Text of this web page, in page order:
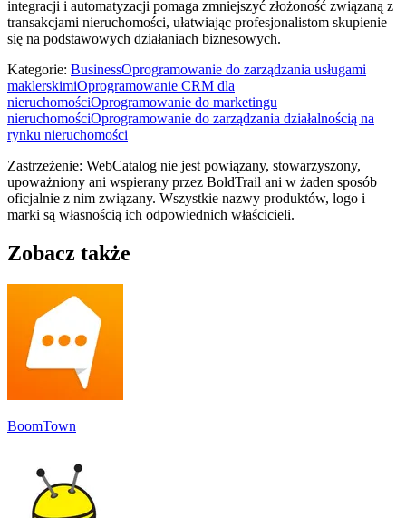
integracji i automatyzacji pomaga zmniejszyć złożoność związaną z
transakcjami nieruchomości, ułatwiając profesjonalistom skupienie
się na podstawowych działaniach biznesowych.
Kategorie: BusinessOprogramowanie do zarządzania usługami
maklerskimiOprogramowanie CRM dla
nieruchomościOprogramowanie do marketingu
nieruchomościOprogramowanie do zarządzania działalnością na
rynku nieruchomości
Zastrzeżenie: WebCatalog nie jest powiązany, stowarzyszony,
upoważniony ani wspierany przez BoldTrail ani w żaden sposób
oficjalnie z nim związany. Wszystkie nazwy produktów, logo i
marki są własnością ich odpowiednich właścicieli.
Zobacz także
BoomTown